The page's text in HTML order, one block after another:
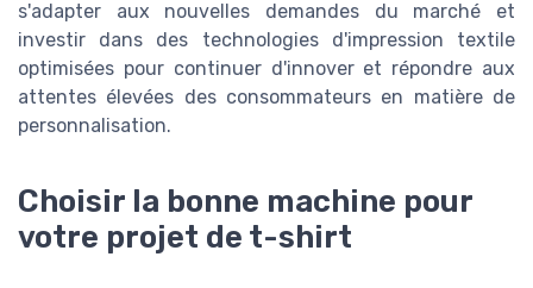
s'adapter aux nouvelles demandes du marché et
investir dans des technologies d'impression textile
optimisées pour continuer d'innover et répondre aux
attentes élevées des consommateurs en matière de
personnalisation.
Choisir la bonne machine pour
votre projet de t-shirt